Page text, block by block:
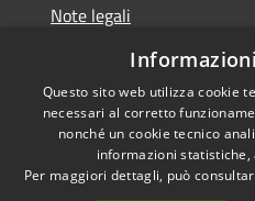
Note legali
Dichiarazione di accessibilità
Accessibilità
Questo sito web utilizza cookie
necessari al corretto
nonché un cookie tecnico
informazioni
Per maggiori dettagli, può